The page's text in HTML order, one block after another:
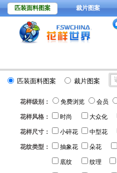
匹装面料图案 裁片图案
匹装面料图案 裁片图案
花样级别： 免费浏览 会员
花样风格： 时尚 大众化
花样尺寸： 小碎花 中型花
花纹类型： 抽象花 朵花
底纹 纹理